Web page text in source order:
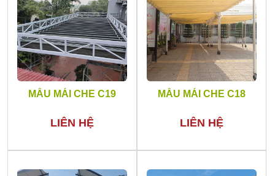
MẪU MÁI CHE C19
LIÊN HỆ
MẪU MÁI CHE C18
LIÊN HỆ